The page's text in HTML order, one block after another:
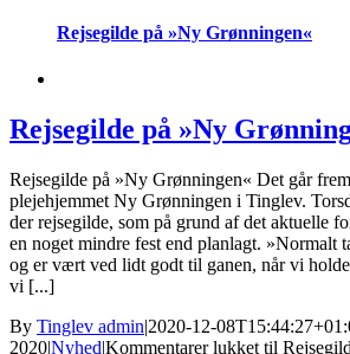
Rejsegilde på »Ny Grønningen«
Rejsegilde på »Ny
Rejsegilde på »Ny Grønningen« Det går
plejehjemmet Ny Grønningen i Tinglev.
der rejsegilde, som på grund af det aktuelle
en noget mindre fest end planlagt. »Normalt
og er vært ved lidt godt til ganen, når vi
vi [...]
By Tinglev admin|2020-12-
2020|Nyhed|Kommentarer lukket til